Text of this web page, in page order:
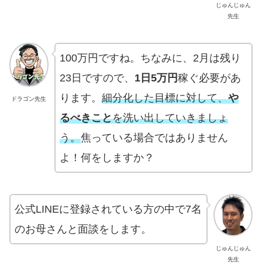
じゅんじゅん
先生
ドラゴン先生
100万円ですね。ちなみに、2月は残り
23日ですので、 1日5万円稼ぐ必要があ
ります。 細分化した目標に対して、や
るべきことを洗い出していきましょ
う。焦っている場合ではありません
よ！何をしますか？
じゅんじゅん
先生
公式LINEに登録されている方の中で7名
のお母さんと面談をします。